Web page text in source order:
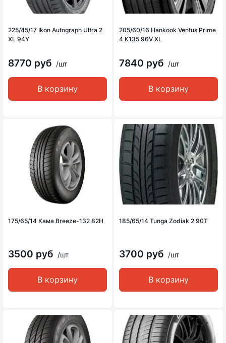
225/45/17 Ikon Autograph Ultra 2
XL 94Y
8770 руб /шт
В корзину
205/60/16 Hankook Ventus Prime
4 K135 96V XL
7840 руб /шт
В корзину
175/65/14 Кама Breeze-132 82H
3500 руб /шт
В корзину
185/65/14 Tunga Zodiak 2 90T
3700 руб /шт
В корзину